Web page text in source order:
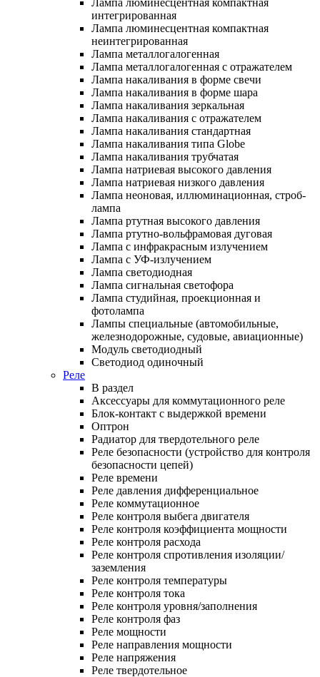
интегрированная
Лампа люминесцентная компактная
неинтегрированная
Лампа металлогалогенная
Лампа металлогалогенная с отражателем
Лампа накаливания в форме свечи
Лампа накаливания в форме шара
Лампа накаливания зеркальная
Лампа накаливания с отражателем
Лампа накаливания стандартная
Лампа накаливания типа Globe
Лампа накаливания трубчатая
Лампа натриевая высокого давления
Лампа натриевая низкого давления
Лампа неоновая, иллюминационная, строб-
лампа
Лампа ртутная высокого давления
Лампа ртутно-вольфрамовая дуговая
Лампа с инфракрасным излучением
Лампа с УФ-излучением
Лампа светодиодная
Лампа сигнальная светофора
Лампа студийная, проекционная и
фотолампа
Лампы специальные (автомобильные,
железнодорожные, судовые, авиационные)
Модуль светодиодный
Светодиод одиночный
Реле
В раздел
Аксессуары для коммутационного реле
Блок-контакт с выдержкой времени
Оптрон
Радиатор для твердотельного реле
Реле безопасности (устройство для контроля
безопасности цепей)
Реле времени
Реле давления дифференциальное
Реле коммутационное
Реле контроля выбега двигателя
Реле контроля коэффициента мощности
Реле контроля расхода
Реле контроля спротивления изоляции/
заземления
Реле контроля температуры
Реле контроля тока
Реле контроля уровня/заполнения
Реле контроля фаз
Реле мощности
Реле направления мощности
Реле напряжения
Реле твердотельное